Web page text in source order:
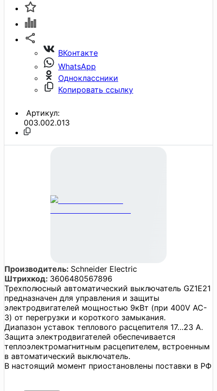
ВКонтакте
WhatsApp
Одноклассники
Копировать ссылку
Артикул:
003.002.013
Производитель: Schneider Electric
Штрихкод: 3606480567896
Трехполюсный автоматический выключатель GZ1E21
предназначен для управления и защиты
электродвигателей мощностью 9кВт (при 400V AC-
3) от перегрузки и короткого замыкания.
Диапазон уставок теплового расцепителя 17…23 А.
Защита электродвигателей обеспечивается
теплоэлектромагнитным расцепителем, встроенным
в автоматический выключатель.
В настоящий момент приостановлены поставки в РФ